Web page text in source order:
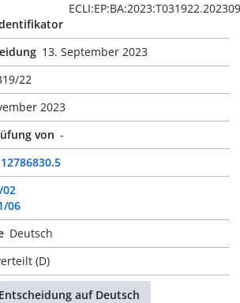
13. September 2023
22
2023
von -
12786830.5
02
06
Deutsch
(D)
Entscheidung auf Deutsch